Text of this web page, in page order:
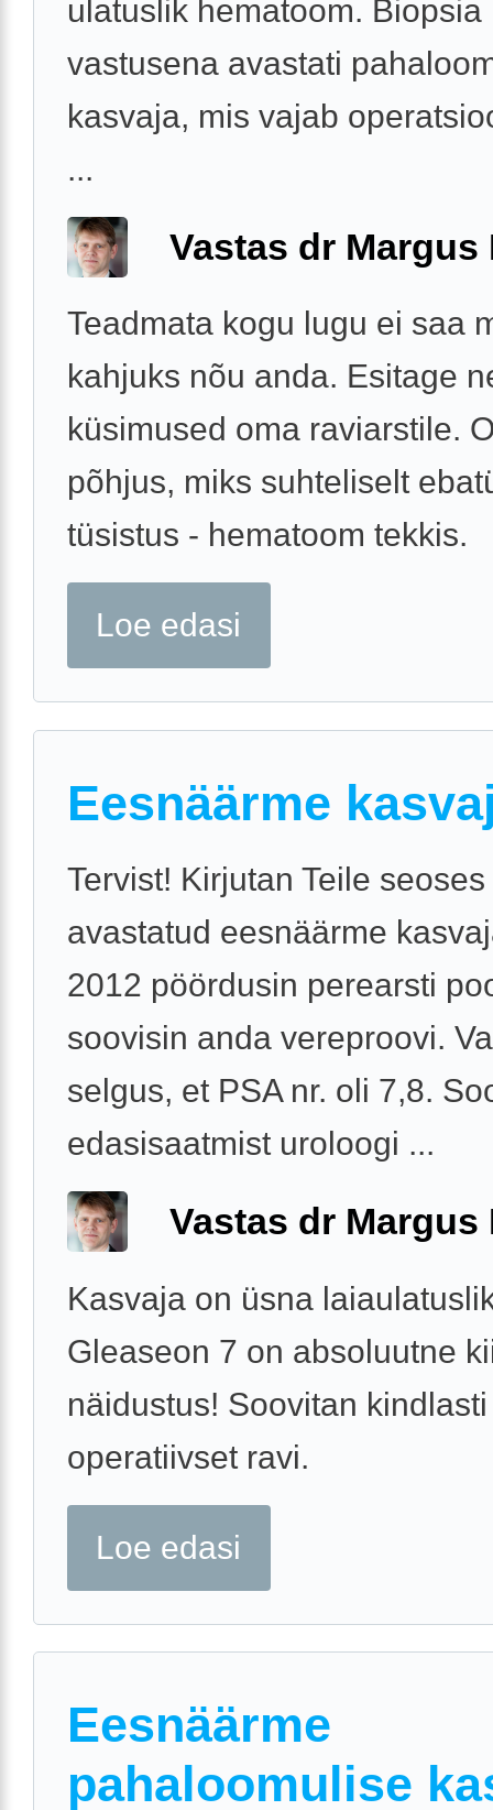
ulatuslik hematoom. Biopsia
vastusena avastati
kasvaja, mis vajab
...
Vastas dr Margus
Teadmata kogu lugu ei saa
kahjuks nõu anda. Esitage
küsimused oma raviarstile.
põhjus, miks suhteliselt
tüsistus - hematoom tekkis.
Loe edasi
Eesnäärme
Tervist! Kirjutan Teile
avastatud eesnäärme
2012 pöördusin perearsti
soovisin anda vereproovi.
selgus, et PSA nr. oli 7,8.
edasisaatmist uroloogi ...
Vastas dr Margus
Kasvaja on üsna
Gleaseon 7 on absoluutne
näidustus! Soovitan kindlasti
operatiivset ravi.
Loe edasi
Eesnäärme
pahaloomulise